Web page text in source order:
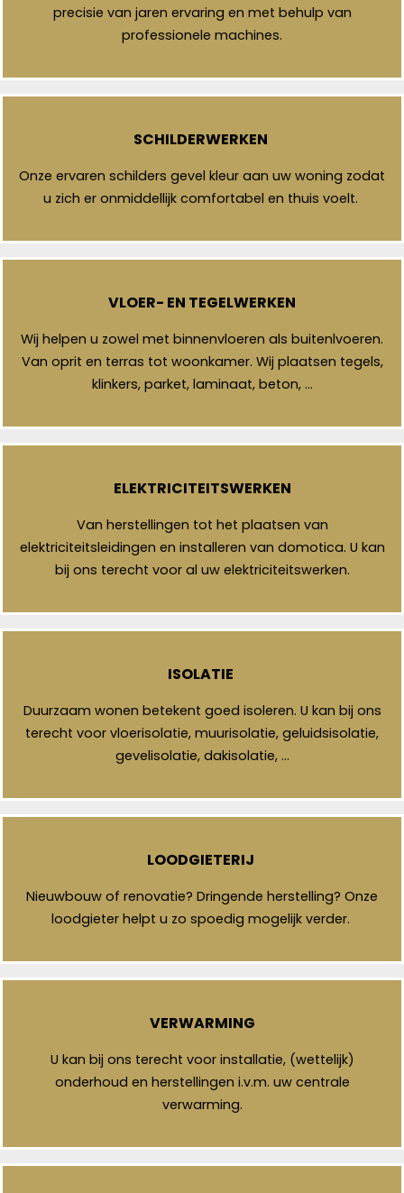
precisie van jaren ervaring en met behulp van
professionele machines.
SCHILDERWERKEN
Onze ervaren schilders gevel kleur aan uw woning zodat
u zich er onmiddellijk comfortabel en thuis voelt.
VLOER- EN TEGELWERKEN
Wij helpen u zowel met binnenvloeren als buitenlvoeren.
Van oprit en terras tot woonkamer. Wij plaatsen tegels,
klinkers, parket, laminaat, beton, …
ELEKTRICITEITSWERKEN
Van herstellingen tot het plaatsen van
elektriciteitsleidingen en installeren van domotica. U kan
bij ons terecht voor al uw elektriciteitswerken.
ISOLATIE
Duurzaam wonen betekent goed isoleren. U kan bij ons
terecht voor vloerisolatie, muurisolatie, geluidsisolatie,
gevelisolatie, dakisolatie, …
LOODGIETERIJ
Nieuwbouw of renovatie? Dringende herstelling? Onze
loodgieter helpt u zo spoedig mogelijk verder.
VERWARMING
U kan bij ons terecht voor installatie, (wettelijk)
onderhoud en herstellingen i.v.m. uw centrale
verwarming.